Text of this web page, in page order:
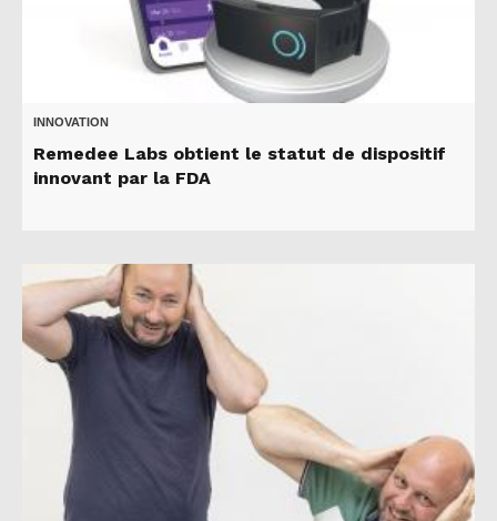
INNOVATION
Remedee Labs obtient le statut de dispositif
innovant par la FDA